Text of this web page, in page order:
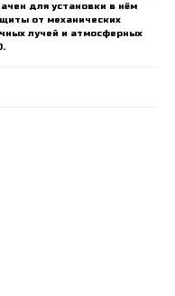
для установки в нём
от механических
лучей и атмосферных